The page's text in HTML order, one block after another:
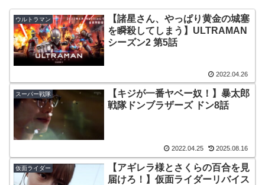
ウルトラマン
【諸星さん、やっぱり黄金の城塞
を瞬殺してしまう】ULTRAMAN
シーズン2 第5話
2022.04.26
スーパー戦隊
【キジが一番ヤベー奴！】暴太郎
戦隊ドンブラザーズ ドン8話
2022.04.25 2025.08.16
仮面ライダー
【アギレラ様とさくらの百合を見
届けろ！】仮面ライダーリバイス